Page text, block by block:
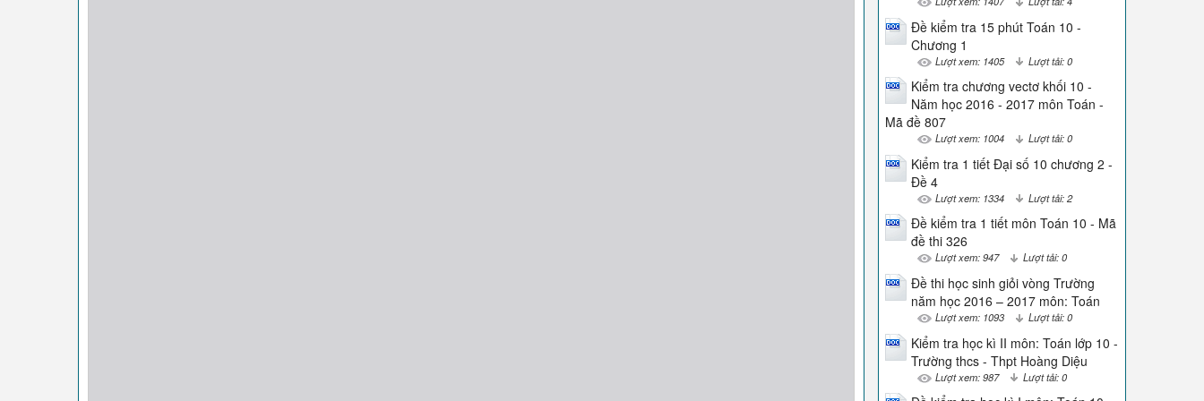
Đề kiểm tra 15 phút Toán 10 -
Chương 1
Lượt xem: 1405 Lượt tải: 0
Kiểm tra chương vectơ khối 10 -
Năm học 2016 - 2017 môn Toán -
Mã đề 807
Lượt xem: 1004 Lượt tải: 0
Kiểm tra 1 tiết Đại số 10 chương 2 -
Đề 4
Lượt xem: 1334 Lượt tải: 2
Đề kiểm tra 1 tiết môn Toán 10 - Mã
đề thi 326
Lượt xem: 947 Lượt tải: 0
Đề thi học sinh giỏi vòng Trường
năm học 2016 – 2017 môn: Toán
Lượt xem: 1093 Lượt tải: 0
Kiểm tra học kì II môn: Toán lớp 10 -
Trường thcs - Thpt Hoàng Diệu
Lượt xem: 987 Lượt tải: 0